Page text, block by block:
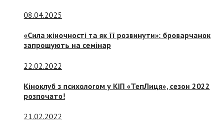
08.04.2025
«Сила жіночності та як її розвинути»: броварчанок
запрошують на семінар
22.02.2022
Кіноклуб з психологом у КІП «ТепЛиця», сезон 2022
розпочато!
21.02.2022